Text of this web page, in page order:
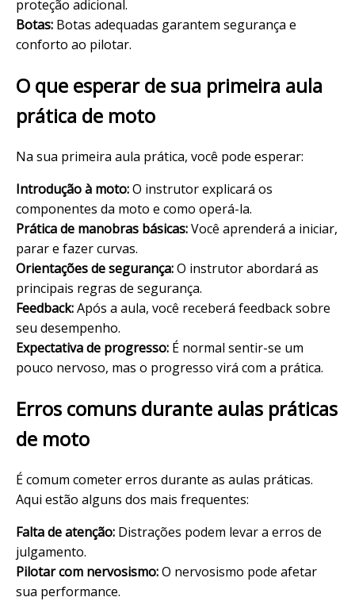
proteção adicional.
Botas: Botas adequadas garantem segurança e
conforto ao pilotar.
O que esperar de sua primeira aula
prática de moto
Na sua primeira aula prática, você pode esperar:
Introdução à moto:O instrutor explicará os
componentes da moto e como operá-la.
Prática de manobras básicas:Você aprenderá a iniciar,
parar e fazer curvas.
Orientações de segurança:O instrutor abordará as
principais regras de segurança.
Feedback:Após a aula, você receberá feedback sobre
seu desempenho.
Expectativa de progresso: É normal sentir-se um
pouco nervoso, mas o progresso virá com a prática.
Erros comuns durante aulas práticas
de moto
É comum cometer erros durante as aulas práticas.
Aqui estão alguns dos mais frequentes:
Falta de atenção: Distrações podem levar a erros de
julgamento.
Pilotar com nervosismo:O nervosismo pode afetar
sua performance.